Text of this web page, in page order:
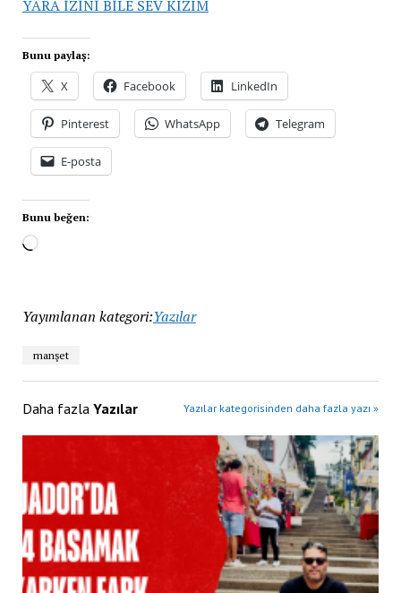
YARA İZİNİ BİLE SEV KIZIM
Bunu paylaş:
X Facebook LinkedIn
Pinterest WhatsApp Telegram
E-posta
Bunu beğen:
Yayımlanan kategori:Yazılar
manşet
Daha fazla Yazılar Yazılar kategorisinden daha fazla yazı »